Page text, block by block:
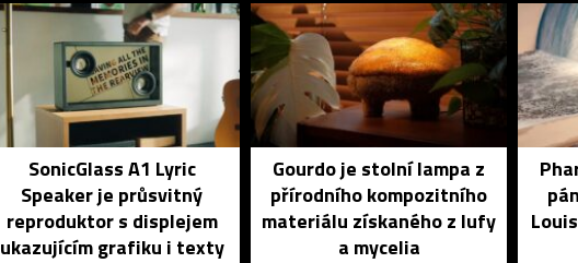
SonicGlass A1 Lyric
Speaker je průsvitný
reproduktor s displejem
ukazujícím grafiku i texty
Gourdo je stolní lampa z
přírodního kompozitního
materiálu získaného z lufy
a mycelia